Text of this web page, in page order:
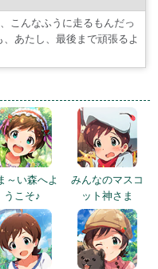
こんなふうに走るもんだっ
あたし、最後まで頑張るよ
～い森へよ
うこそ♪
みんなのマスコ
ット神さま